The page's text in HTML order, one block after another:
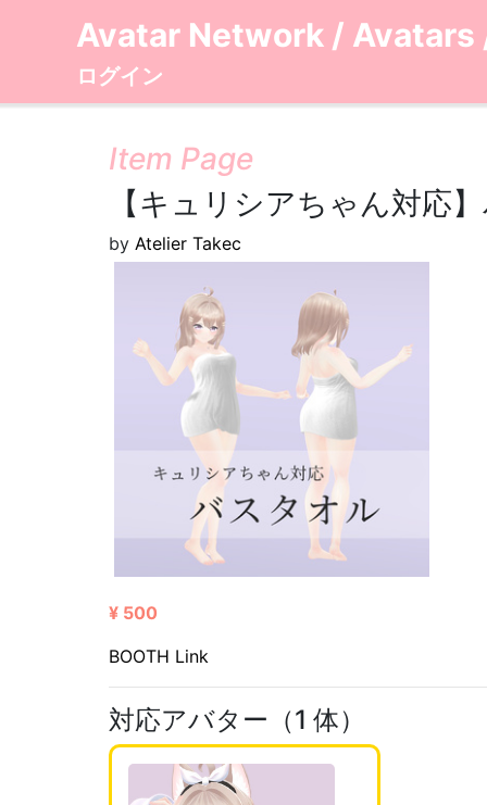
Avatar Network / Avatars
ログイン
Item Page
【キュリシアちゃん対応
by Atelier Takec
¥ 500
BOOTH Link
対応アバター（1 体）